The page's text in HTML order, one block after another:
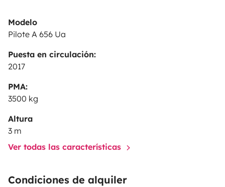
Modelo
Pilote A 656 Ua
Puesta en circulación:
2017
PMA:
3500 kg
Altura
3 m
Ver todas las características
Condiciones de alquiler